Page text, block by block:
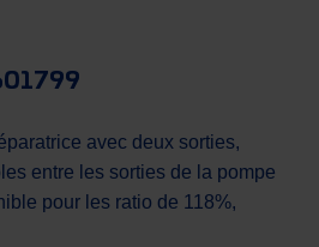
avec deux sorties,
entre les sorties de la pompe
pour les ratio de 118%,